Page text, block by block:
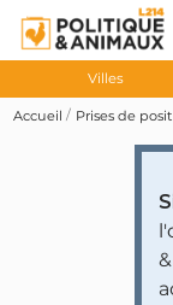
Villes
Accueil Prises de